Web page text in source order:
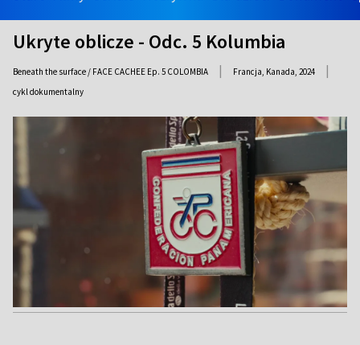
Ukryte oblicze - Odc. 5 Kolumbia
Beneath the surface / FACE CACHEE Ep. 5 COLOMBIA | Francja, Kanada, 2024 |
cykl dokumentalny